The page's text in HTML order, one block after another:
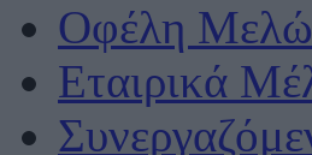
Οφέλη
Εταιρικά